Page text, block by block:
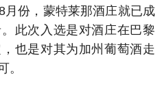
月份，蒙特莱那酒庄就已成
此次入选是对酒庄在巴黎
也是对其为加州葡萄酒走
。